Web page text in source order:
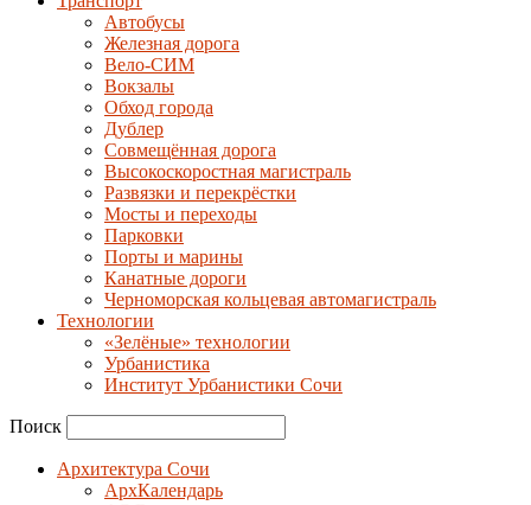
Автобусы
Железная дорога
Вело-СИМ
Вокзалы
Обход города
Дублер
Совмещённая дорога
Высокоскоростная магистраль
Развязки и перекрёстки
Мосты и переходы
Парковки
Порты и марины
Канатные дороги
Черноморская кольцевая автомагистраль
Технологии
«Зелёные» технологии
Урбанистика
Институт Урбанистики Сочи
Поиск
Архитектура Сочи
АрхКалендарь